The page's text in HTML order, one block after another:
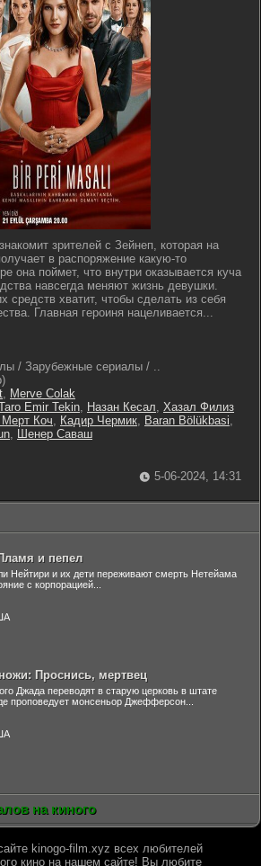
зрителей с Зейнеп, которая на
в распоряжение какую-то
она поймет, что внутри оказывается куча
навсегда меняют жизнь девушки.
средств хватит, чтобы сделать из себя
Главная героиня нацеливается...
/ Зарубежные сериалы / ..
, Merve Colak
Emir Tekin, Назан Кесал, Хазал Филиз
Коч, Кадир Чермик, Baran Bölükbasi,
, Шенер Саваш
5-06-2024, 14:31
и пепел
Нейтири и их дети переживают смерть Нетейама
с корпорацией...
Проснись, мертвец
Джада переводят в старую церковь в штате
проповедует монсеньор Джефферсон...
на киного
kinogo-film.xyz всех любителей
кино на нашем сайте! Вы любите